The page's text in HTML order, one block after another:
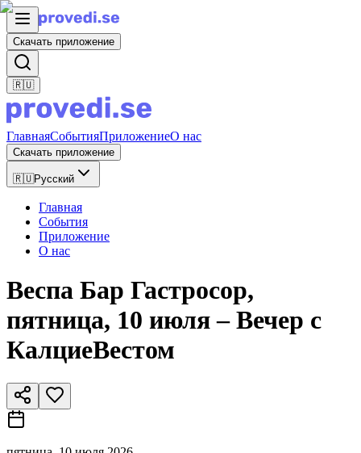
Скачать приложение
🇷🇺
ГлавнаяСобытияПриложениеО нас
Скачать приложение
🇷🇺Русский
Главная
События
Приложение
О нас
Веспа Бар Гастросор,
пятница, 10 июля – Вечер с
КалциеВестом